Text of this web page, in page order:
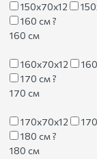
150х70х12
160 см?
160 см
160х70х12
170 см?
170 см
170х70х12
180 см?
180 см